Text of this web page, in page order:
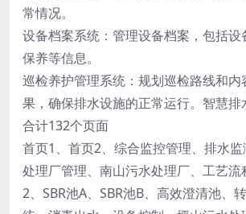
常情况。
设备档案系统：管理设备档案，包括设
保养等信息。
巡检养护管理系统：规划巡检路线和
果，确保排水设施的正常运行。智慧排
合计132个页面
首页1、首页2、综合监控管理、排水
处理厂管理、南山污水处理厂、工艺流
2、SBR池A、SBR池B、高效澄清池、